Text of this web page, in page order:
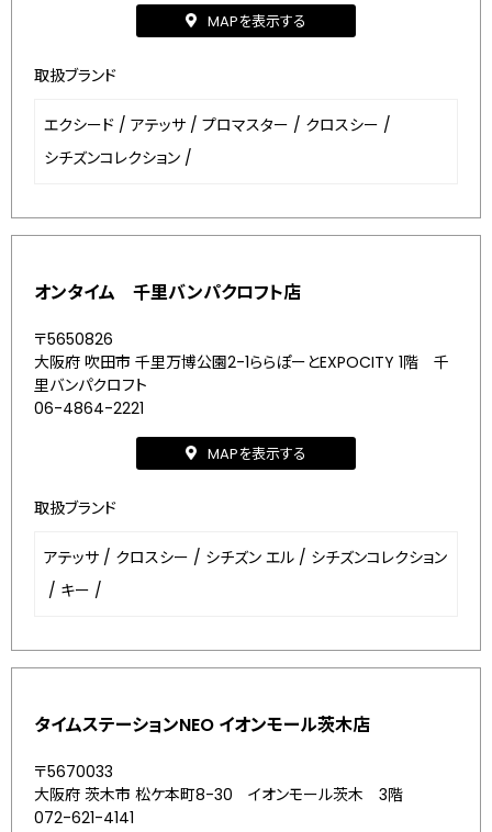
MAPを表示する
取扱ブランド
エクシード / アテッサ / プロマスター / クロスシー /
シチズンコレクション /
オンタイム 千里バンパクロフト店
〒5650826
大阪府 吹田市 千里万博公園2-1ららぽーとEXPOCITY 1階 千
里バンパクロフト
06-4864-2221
MAPを表示する
取扱ブランド
アテッサ / クロスシー / シチズン エル / シチズンコレクション
/ キー /
タイムステーションNEO イオンモール茨木店
〒5670033
大阪府 茨木市 松ケ本町8-30 イオンモール茨木 3階
072-621-4141